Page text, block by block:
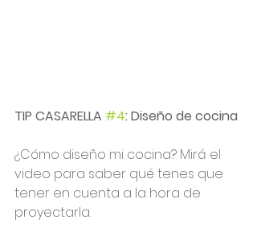
TIP CASARELLA #4: Diseño de cocina
¿Cómo diseño mi cocina? Mirá el
video para saber qué tenes que
tener en cuenta a la hora de
proyectarla.